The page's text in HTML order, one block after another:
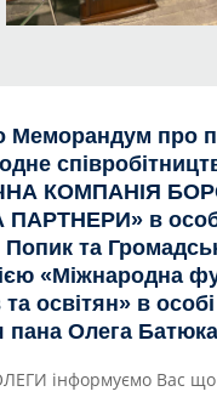
Меморандум про
КОМПАНІЯ
в
Попик та
«Міжнародна
та освітян» в
пана Олега Батюка
інформуємо Вас що